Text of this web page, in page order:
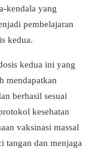
kendala yang
pembelajaran
kedua.
kedua ini yang
mendapatkan
berhasil sesuai
kesehatan
vaksinasi massal
tangan dan menjaga